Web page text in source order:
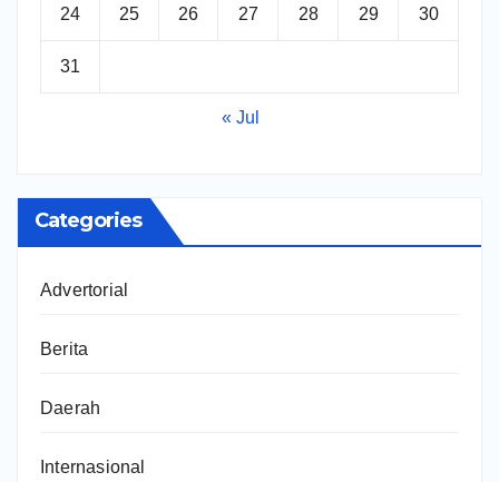
24 25 26 27 28 29 30
31
« Jul
Categories
Advertorial
Berita
Daerah
Internasional